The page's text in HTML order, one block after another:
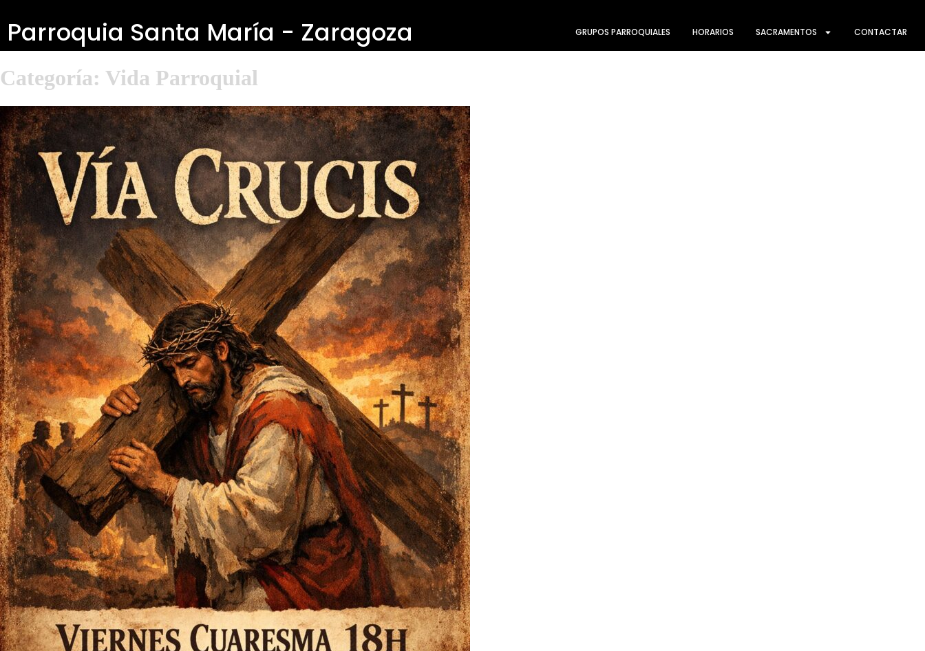
Parroquia Santa María - Zaragoza GRUPOS PARROQUIALES HORARIOS SACRAMENTOS CONTACTAR
Categoría: Vida Parroquial